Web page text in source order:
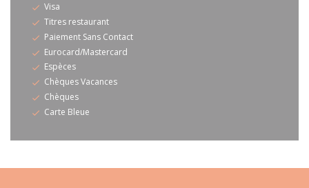
Visa
Titres restaurant
Paiement Sans Contact
Eurocard/Mastercard
Espèces
Chèques Vacances
Chèques
Carte Bleue